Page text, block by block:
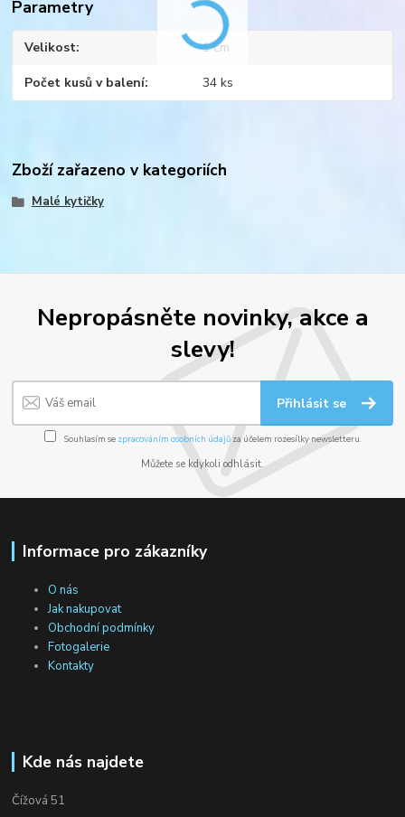
Parametry
Velikost 1 cm
Počet kusů v balení 34 ks
Zboží zařazeno v kategoriích
Malé kytičky
Nepropásněte novinky, akce a
slevy!
Přihlásit se
Souhlasím se zpracováním osobních údajůza účelem rozesílky newsletteru.
Můžete se kdykoli odhlásit.
Informace pro zákazníky
O nás
Jak nakupovat
Obchodní podmínky
Fotogalerie
Kontakty
Kde nás najdete
Čížová 51